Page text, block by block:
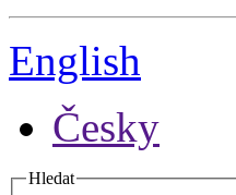
English
Česky
Hledat